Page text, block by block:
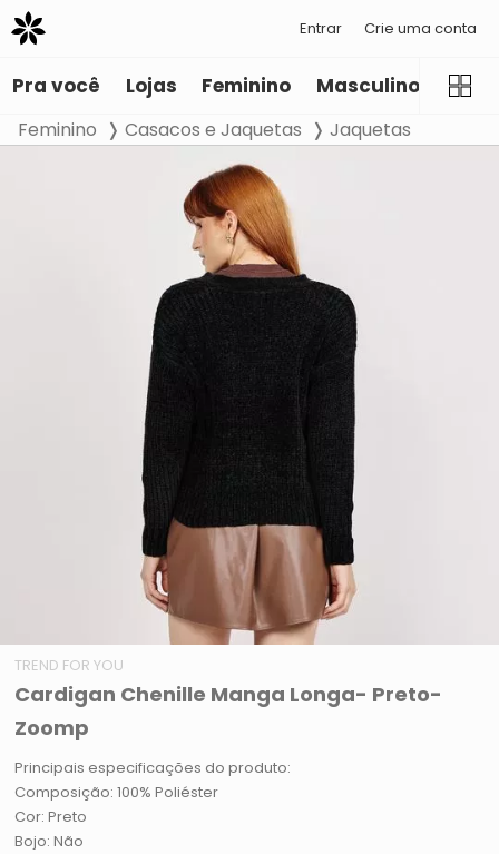
Entrar Crie uma conta
Pra você Lojas Feminino Masculino
Feminino Casacos e Jaquetas Jaquetas
TREND FOR YOU
Cardigan Chenille Manga Longa- Preto-
Zoomp
Principais especificações do produto:
Composição: 100% Poliéster
Cor: Preto
Bojo: Não